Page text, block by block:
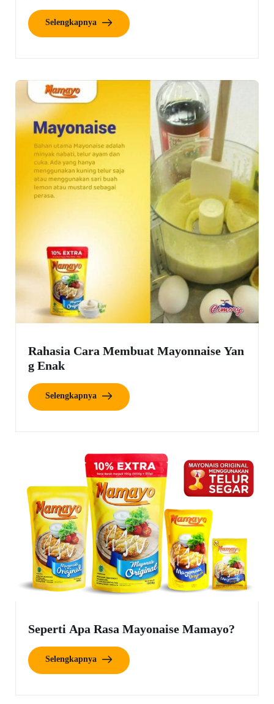
Selengkapnya
Rahasia Cara Membuat Mayonnaise Yan
g Enak
Selengkapnya
Seperti Apa Rasa Mayonaise Mamayo?
Selengkapnya